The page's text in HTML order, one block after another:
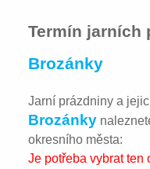
Termín jarních
Brozánky
Jarní prázdniny a
Brozánky
okresního města:
Je potřeba vybrat ten